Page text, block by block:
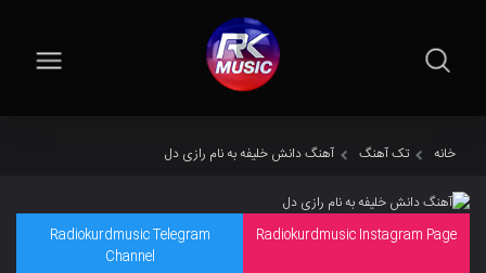
خانه تک آهنگ آهنگ دانش خلیفه به نام رازی دل
Radiokurdmusic Instagram Page
Radiokurdmusic Telegram
Channel